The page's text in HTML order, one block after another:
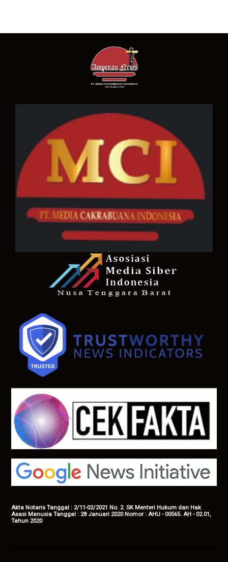
Akta Notaris Tanggal : 2/11-02/2021 No. 2. SK Menteri Hukum dan Hak
Asasi Manusia Tanggal : 28 Januari 2020 Nomor : AHU - 00565. AH - 02.01,
Tahun 2020